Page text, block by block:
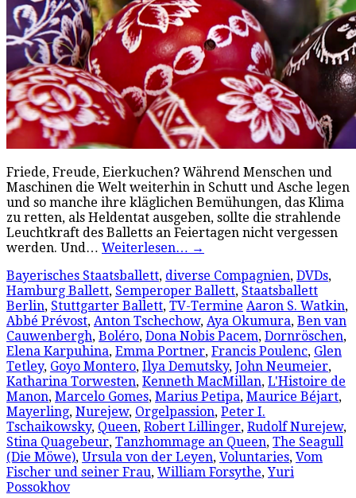
Friede, Freude, Eierkuchen? Während Menschen und
Maschinen die Welt weiterhin in Schutt und Asche legen
und so manche ihre kläglichen Bemühungen, das Klima
zu retten, als Heldentat ausgeben, sollte die strahlende
Leuchtkraft des Balletts an Feiertagen nicht vergessen
werden. Und… Weiterlesen… →
Bayerisches Staatsballett, diverse Compagnien, DVDs,
Hamburg Ballett, Semperoper Ballett, Staatsballett
Berlin, Stuttgarter Ballett, TV-Termine Aaron S. Watkin,
Abbé Prévost, Anton Tschechow, Aya Okumura, Ben van
Cauwenbergh, Boléro, Dona Nobis Pacem, Dornröschen,
Elena Karpuhina, Emma Portner, Francis Poulenc, Glen
Tetley, Goyo Montero, Ilya Demutsky, John Neumeier,
Katharina Torwesten, Kenneth MacMillan, L'Histoire de
Manon, Marcelo Gomes, Marius Petipa, Maurice Béjart,
Mayerling, Nurejew, Orgelpassion, Peter I.
Tschaikowsky, Queen, Robert Lillinger, Rudolf Nurejew,
Stina Quagebeur, Tanzhommage an Queen, The Seagull
(Die Möwe), Ursula von der Leyen, Voluntaries, Vom
Fischer und seiner Frau, William Forsythe,Yuri
Possokhov